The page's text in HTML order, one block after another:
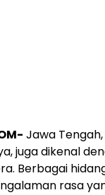
Jawa
juga dikenal
Berbagai
rasa